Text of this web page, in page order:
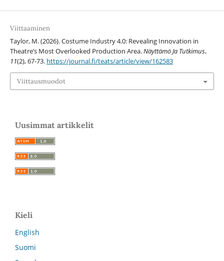
Viittaaminen
Taylor, M. (2026). Costume Industry 4.0: Revealing Innovation in
Theatre’s Most Overlooked Production Area.Näyttämö Ja Tutkimus,
11(2), 67-73. https://journal.fi/teats/article/view/162583
Viittausmuodot
Uusimmat artikkelit
Kieli
English
Suomi